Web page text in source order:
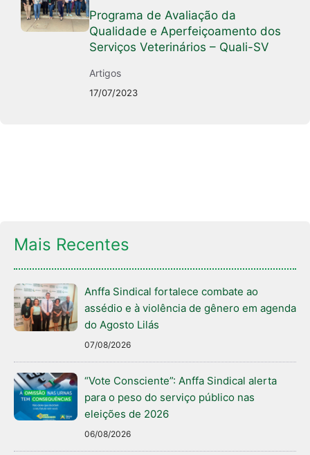
Programa de Avaliação da
Qualidade e Aperfeiçoamento dos
Serviços Veterinários – Quali-SV
Artigos
17/07/2023
Mais Recentes
Anffa Sindical fortalece combate ao
assédio e à violência de gênero em agenda
do Agosto Lilás
07/08/2026
“Vote Consciente”: Anffa Sindical alerta
para o peso do serviço público nas
eleições de 2026
06/08/2026